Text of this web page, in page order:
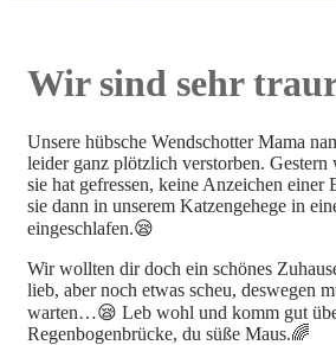
Wir sind sehr
Unsere hübsche Wendschotter Mama
leider ganz plötzlich verstorben. Gestern
sie hat gefressen, keine Anzeichen einer
sie dann in unserem Katzengehege in
eingeschlafen.😪
Wir wollten dir doch ein schönes
lieb, aber noch etwas scheu, deswegen
warten…😪 Leb wohl und komm gut
Regenbogenbrücke, du süße Maus.🌈